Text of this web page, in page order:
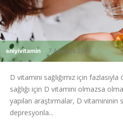
eniyivitamin - 7 Ağustos 2020
D vitamini sağlığımız için
sağlığı için D vitamini olmazsa
yapılan araştırmalar, D vitamininin
depresyonla...